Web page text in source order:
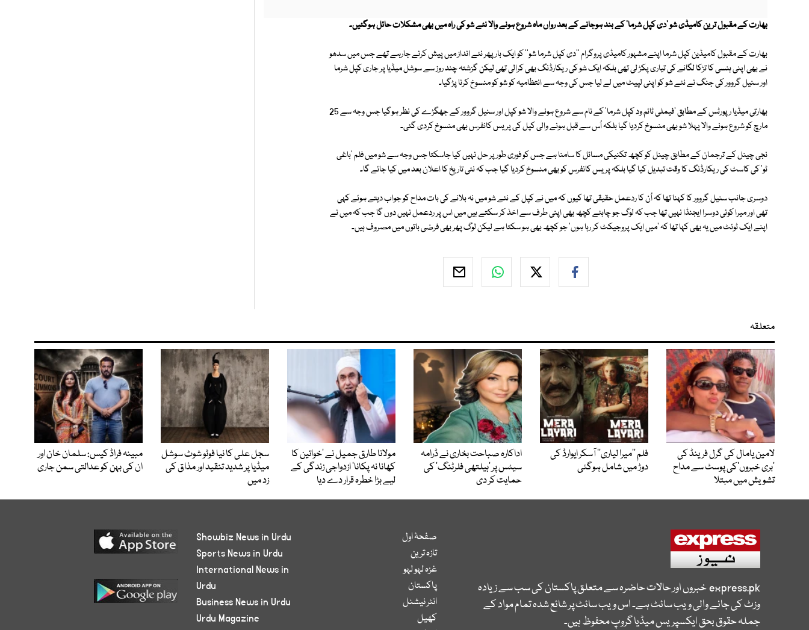
بھارت کے مقبول ترین کامیڈی شو 'دی کپل شرما' کے بند ہوجانے کے بعد رواں ماہ شروع ہونے والا نئے شوکی راہ میں بھی مشکلات حائل ہوگئیں۔
بھارت کے مقبول کامیڈین کپل شرما اپنے مشہور کامیڈی پروگرام ''دی کپل شرما شو'' کو ایک بار پھر نئے انداز میں پیش کرنے جارہے تھے جس میں سدھو
نے بھی اپنی ہنسی کا تڑکا لگانے کی تیاری پکڑ لی تھی بلکہ ایک شو کی ریکارڈنگ بھی کرالی تھی لیکن گزشتہ چند روز سے سوشل میڈیا پر جاری کپل شرما
اور سنیل گروور کی جنگ نے نئے شو کو اپنی لپیٹ میں لے لیا جس کی وجہ سے انتظامیہ کو شو کو منسوخ کرنا پڑگیا۔
بھارتی میڈیا رپورٹس کے مطابق 'فیملی ٹائم ود کپل شرما' کے نام سے شروع ہونے والا شو کپل اور سنیل گروور کے جھگڑے کی نظر ہوگیا جس وجہ سے 25
مارچ کو شروع ہونے والا پہلا شو بھی منسوخ کردیا گیا بلکہ اُس سے قبل ہونے والی کپل کی پریس کانفرس بھی منسوخ کردی گئی۔
نجی چینل کے ترجمان کے مطابق چینل کو کچھ تکنیکی مسائل کا سامنا ہے جس کو فوری طور پر حل نہیں کیا جاسکتا جس وجہ سے شو میں فلم 'باغی
ٹو' کی کاسٹ کی ریکارڈنگ کا وقت تبدیل کیا گیا بلکہ پریس کانفرس کو بھی منسوخ کردیا گیا جب کہ نئی تاریخ کا اعلان بعد میں کیا جائے گا۔
دوسری جانب سنیل گروور کا کہنا تھا کہ اُن کا ردعمل حقیقی تھا کیوں کہ میں نے کپل کے نئے شو میں نہ بلانے کی بات مداح کو جواب دیتے ہوئے کہی
تھی اور میرا کوئی دوسرا ایجنڈا نہیں تھا جب کہ لوگ جو چاہئے کچھ بھی اپنی طرف سے اخذ کر سکتے ہیں میں اس پر ردعمل نہیں دوں گا جب کہ میں نے
اپنے ایک ٹوئٹ میں یہ بھی کہا تھا کہ 'میں ایک پروجیکٹ کر رہا ہوں' جو کچھ بھی ہو سکتا ہے لیکن لوگ پھر بھی فرضی باتوں میں مصروف ہیں۔
متعلقہ
لامین یامال کی گرل فرینڈ کی
’بری خبروں‘کی پوسٹ سے مداح
تشویش میں مبتلا
فلم ’’میرا لیاری‘‘ آسکر ایوارڈ کی
دوڑ میں شامل ہوگئی
اداکارہ صباحت بخاری نے ڈرامہ
سیٹس پر ’ہیلتھی فلرٹنگ‘ کی
حمایت کر دی
مولانا طارق جمیل نے ’خواتین کا
کھانا نہ پکانا‘ ازدواجی زندگی کے
لیے بڑا خطرہ قرار دے دیا
سجل علی کا نیا فوٹو شوٹ سوشل
میڈیا پر شدید تنقید اور مذاق کی
زد میں
مبینہ فراڈ کیس: سلمان خان اور
ان کی بہن کو عدالتی سمن جاری
express.pkخبروں اور حالات حاضرہ سے متعلق پاکستان کی سب سے زیادہ
وزٹ کی جانے والی ویب سائٹ ہے۔ اس ویب سائٹ پر شائع شدہ تمام مواد کے
جملہ حقوق بحق ایکسپریس میڈیا گروپ محفوظ ہیں۔
صفحۂ اول
تازہ ترین
غزہ لہو لہو
پاکستان
انٹر نیشنل
کھیل
Showbiz News in Urdu
Sports News in Urdu
International News in
Urdu
Business News in Urdu
Urdu Magazine